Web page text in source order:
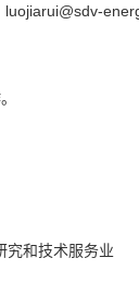
luojiarui@sdv-
究和技术服务业